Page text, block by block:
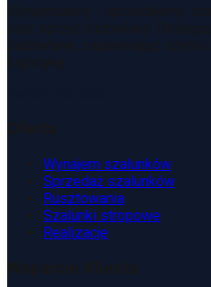
Wynajem szalunków
Sprzedaż szalunków
Rusztowania
Szalunki stropowe
Realizacje